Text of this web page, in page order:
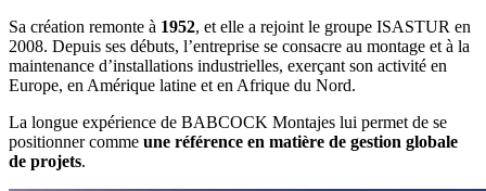
Sa création remonte à 1952, et elle a rejoint le groupe ISASTUR en
2008. Depuis ses débuts, l’entreprise se consacre au montage et à la
maintenance d’installations industrielles, exerçant son activité en
Europe, en Amérique latine et en Afrique du Nord.
La longue expérience de BABCOCK Montajes lui permet de se
positionner comme une référence en matière de gestion globale
de projets.